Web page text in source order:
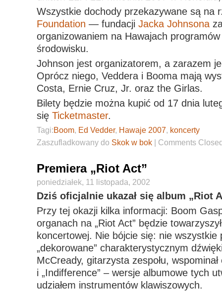
Wszystkie dochody przekazywane są na
Foundation — fundacji Jacka Johnsona
organizowaniem na Hawajach
środowisku.
Johnson jest organizatorem, a zarazem
Oprócz niego, Veddera i Booma mają
Costa, Ernie Cruz, Jr. oraz the Girlas.
Bilety będzie można kupić od 17 dnia
się Ticketmaster.
Tagi:Boom, Ed Vedder, Hawaje 2007, koncerty
Zaszufladkowany do Skok w bok| Comments
Premiera „Riot Act”
poniedziałek, 11 listopada, 2002
Dziś oficjalnie ukazał się album „Riot
Przy tej okazji kilka informacji: Boom
organach na „Riot Act” będzie
koncertowej. Nie bójcie się: nie wszystkie
„dekorowane” charakterystycznym
McCready, gitarzysta zespołu, wspominał
i „Indifference” – wersje albumowe tych
udziałem instrumentów klawiszowych.